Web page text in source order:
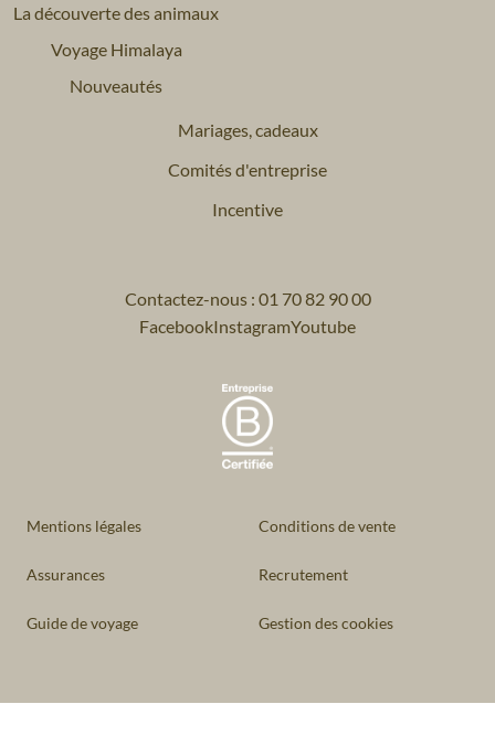
La découverte des animaux
Voyage Himalaya
Nouveautés
Mariages, cadeaux
Comités d'entreprise
Incentive
Contactez-nous : 01 70 82 90 00
FacebookInstagramYoutube
Mentions légales Conditions de vente
Assurances Recrutement
Guide de voyage Gestion des cookies